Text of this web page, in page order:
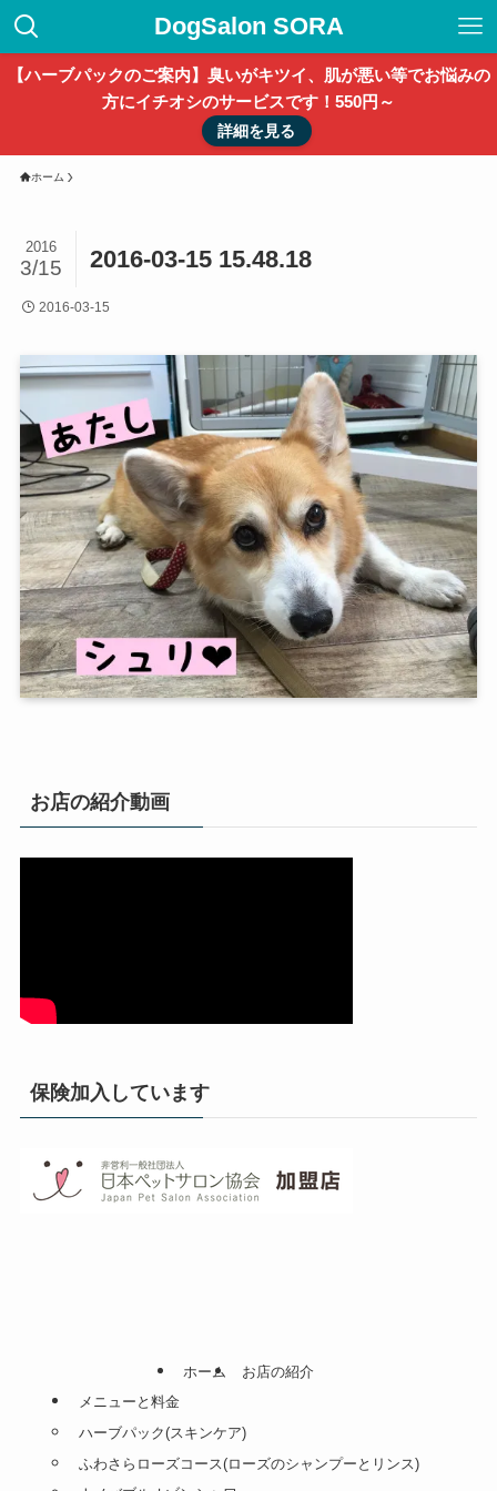
DogSalon SORA
【ハーブパックのご案内】臭いがキツイ、肌が悪い等でお悩みの
方にイチオシのサービスです！550円～
詳細を見る
ホーム
2016-03-15 15.48.18
2016
3/15
2016-03-15
お店の紹介動画
保険加入しています
ホーム
お店の紹介
メニューと料金
ハーブパック(スキンケア)
ふわさらローズコース(ローズのシャンプーとリンス)